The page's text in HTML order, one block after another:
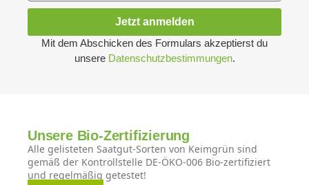
Jetzt anmelden
Mit dem Abschicken des Formulars akzeptierst du
unsere Datenschutzbestimmungen.
Unsere Bio-Zertifizierung
Alle gelisteten Saatgut-Sorten von Keimgrün sind
gemäß der Kontrollstelle DE-ÖKO-006 Bio-zertifiziert
und regelmäßig getestet!